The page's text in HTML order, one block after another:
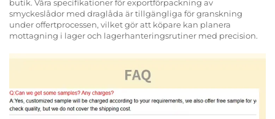
butik. Våra specifikationer för exportförpackning av
smyckeslådor med draglåda är tillgängliga för granskning
under offertprocessen, vilket gör att köpare kan planera
mottagning i lager och lagerhanteringsrutiner med precision.